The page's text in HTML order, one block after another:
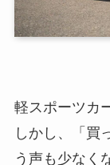
軽スポーツカ
しかし、「買
う声も少なく